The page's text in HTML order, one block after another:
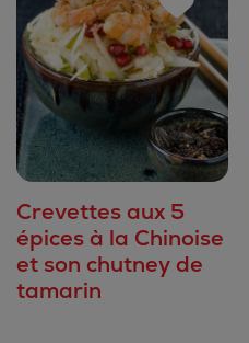
Crevettes aux 5
épices à la Chinoise
et son chutney de
tamarin